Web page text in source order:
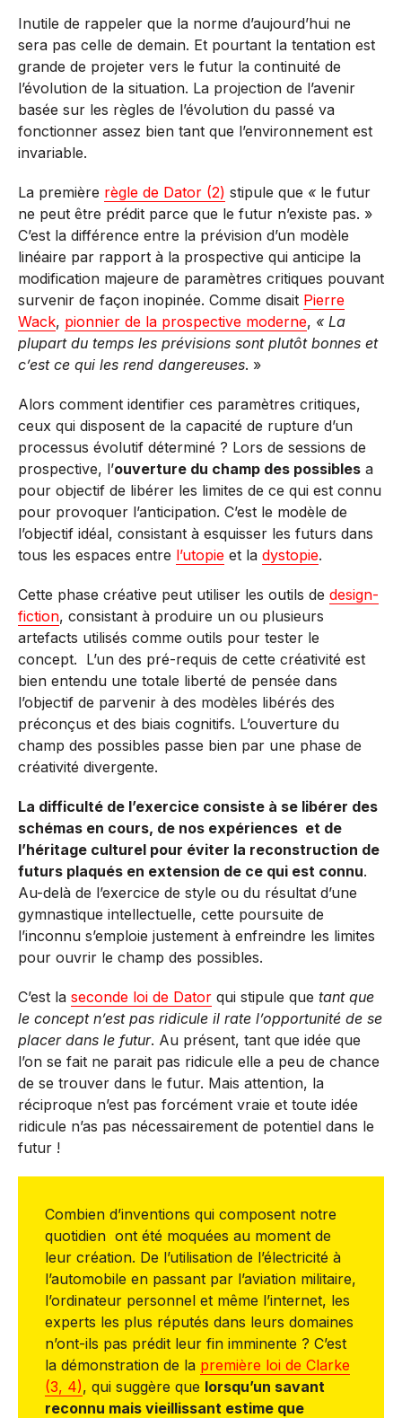
Inutile de rappeler que la norme d’aujourd’hui ne
sera pas celle de demain. Et pourtant la tentation est
grande de projeter vers le futur la continuité de
l’évolution de la situation. La projection de l’avenir
basée sur les règles de l’évolution du passé va
fonctionner assez bien tant que l’environnement est
invariable.
La première règle de Dator (2) stipule que « le futur
ne peut être prédit parce que le futur n’existe pas. »
C’est la différence entre la prévision d’un modèle
linéaire par rapport à la prospective qui anticipe la
modification majeure de paramètres critiques pouvant
survenir de façon inopinée. Comme disait Pierre
Wack, pionnier de la prospective moderne, « La
plupart du temps les prévisions sont plutôt bonnes et
c’est ce qui les rend dangereuses. »
Alors comment identifier ces paramètres critiques,
ceux qui disposent de la capacité de rupture d’un
processus évolutif déterminé ? Lors de sessions de
prospective, l’ouverture du champ des possibles a
pour objectif de libérer les limites de ce qui est connu
pour provoquer l’anticipation. C’est le modèle de
l’objectif idéal, consistant à esquisser les futurs dans
tous les espaces entre l’utopie et la dystopie.
Cette phase créative peut utiliser les outils de design-
fiction, consistant à produire un ou plusieurs
artefacts utilisés comme outils pour tester le
concept. L’un des pré-requis de cette créativité est
bien entendu une totale liberté de pensée dans
l’objectif de parvenir à des modèles libérés des
préconçus et des biais cognitifs. L’ouverture du
champ des possibles passe bien par une phase de
créativité divergente.
La difficulté de l’exercice consiste à se libérer des
schémas en cours, de nos expériences et de
l’héritage culturel pour éviter la reconstruction de
futurs plaqués en extension de ce qui est connu.
Au-delà de l’exercice de style ou du résultat d’une
gymnastique intellectuelle, cette poursuite de
l’inconnu s’emploie justement à enfreindre les limites
pour ouvrir le champ des possibles.
C’est la seconde loi de Dator qui stipule que tant que
le concept n’est pas ridicule il rate l’opportunité de se
placer dans le futur. Au présent, tant que idée que
l’on se fait ne parait pas ridicule elle a peu de chance
de se trouver dans le futur. Mais attention, la
réciproque n’est pas forcément vraie et toute idée
ridicule n’as pas nécessairement de potentiel dans le
futur !
Combien d’inventions qui composent notre
quotidien ont été moquées au moment de
leur création. De l’utilisation de l’électricité à
l’automobile en passant par l’aviation militaire,
l’ordinateur personnel et même l’internet, les
experts les plus réputés dans leurs domaines
n’ont-ils pas prédit leur fin imminente ? C’est
la démonstration de la première loi de Clarke
(3, 4), qui suggère que lorsqu’un savant
reconnu mais vieillissant estime que